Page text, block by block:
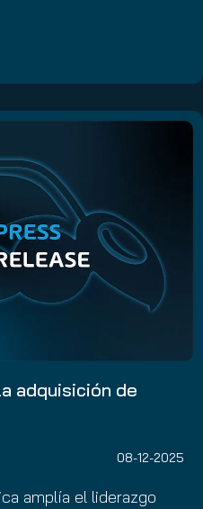
adquisición de
08-12-2025
amplía el liderazgo